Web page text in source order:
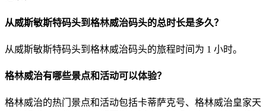
从威斯敏斯特码头到格林威治码头的总时长是多久？
从威斯敏斯特码头到格林威治码头的旅程时间为 1 小时。
格林威治有哪些景点和活动可以体验？
格林威治的热门景点和活动包括卡蒂萨克号、格林威治皇家天